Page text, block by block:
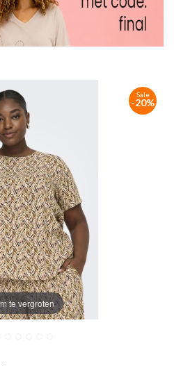
te vergroten
Sale
-20%